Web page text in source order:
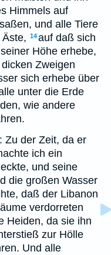
Himmels auf
und alle Tiere
14auf daß sich
Höhe erhebe,
Zweigen
sich erhebe über
unter die Erde
wie andere
Zu der Zeit, da er
ich ein
und seine
die großen Wasser
daß der Libanon
verdorreten
Heiden, da sie ihn
zur Hölle
Und alle